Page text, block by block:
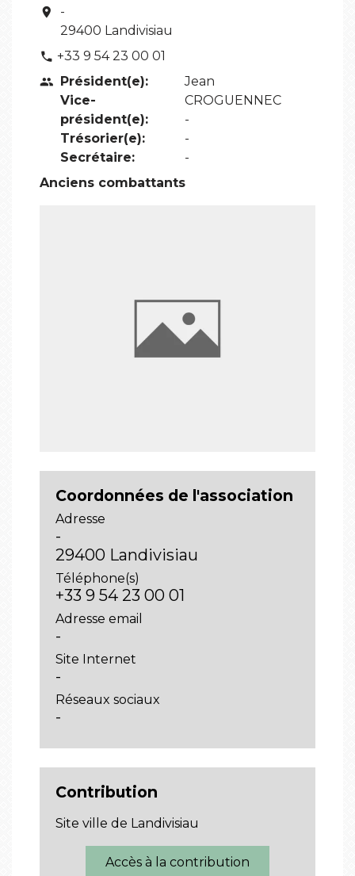
location_on
-
29400 Landivisiau
phone +33 9 54 23 00 01
people Président(e):
Vice-
président(e):
Trésorier(e):
Secrétaire:
Jean
CROGUENNEC
-
-
-
Anciens combattants
Coordonnées de l'association
Adresse
-
29400 Landivisiau
Téléphone(s)
+33 9 54 23 00 01
Adresse email
-
Site Internet
-
Réseaux sociaux
-
Contribution
Site ville de Landivisiau
Accès à la contribution